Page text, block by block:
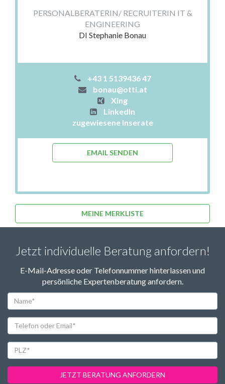
PERSONALBERATERIN/ RECRUITERIN IT &
ENGINEERING
DI Stephanie Bonau
+43 1 5139436 47
bonau@otti.at
Xing
LinkedIn
zugewiesene Inserate
EMAIL SENDEN
MEINE MERKLISTE
Jetzt individuelle Beratung anfordern!
E-Mail-Adresse oder Telefonnummer hinterlassen und
persönliche Expertenberatung anfordern.
oder
Email*
JETZT BERATUNG ANFORDERN